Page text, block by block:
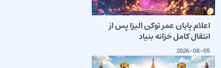
اعلام پایان عمر توکن الیزا پس از
انتقال کامل خزانه بنیاد
2026-08-05